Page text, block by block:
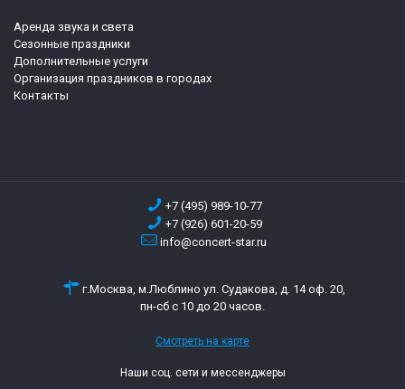
Аренда звука и света
Сезонные праздники
Дополнительные услуги
Организация праздников в городах
Контакты
+7 (495) 989-10-77
+7 (926) 601-20-59
info@concert-star.ru
г.Москва, м.Люблино ул. Судакова, д. 14 оф. 20,
пн-сб с 10 до 20 часов.
Смотреть на карте
Наши соц. сети и мессенджеры